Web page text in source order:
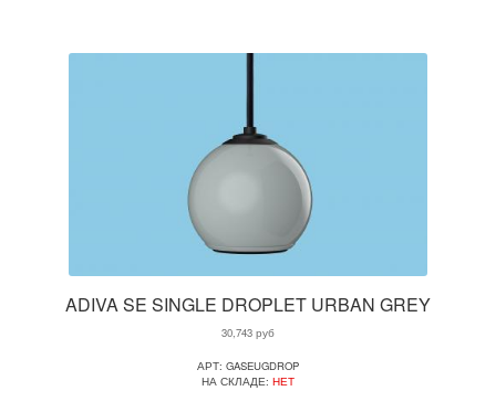
ADIVA SE SINGLE DROPLET URBAN GREY
30,743руб
АРТ: GASEUGDROP
НА СКЛАДЕ: НЕТ